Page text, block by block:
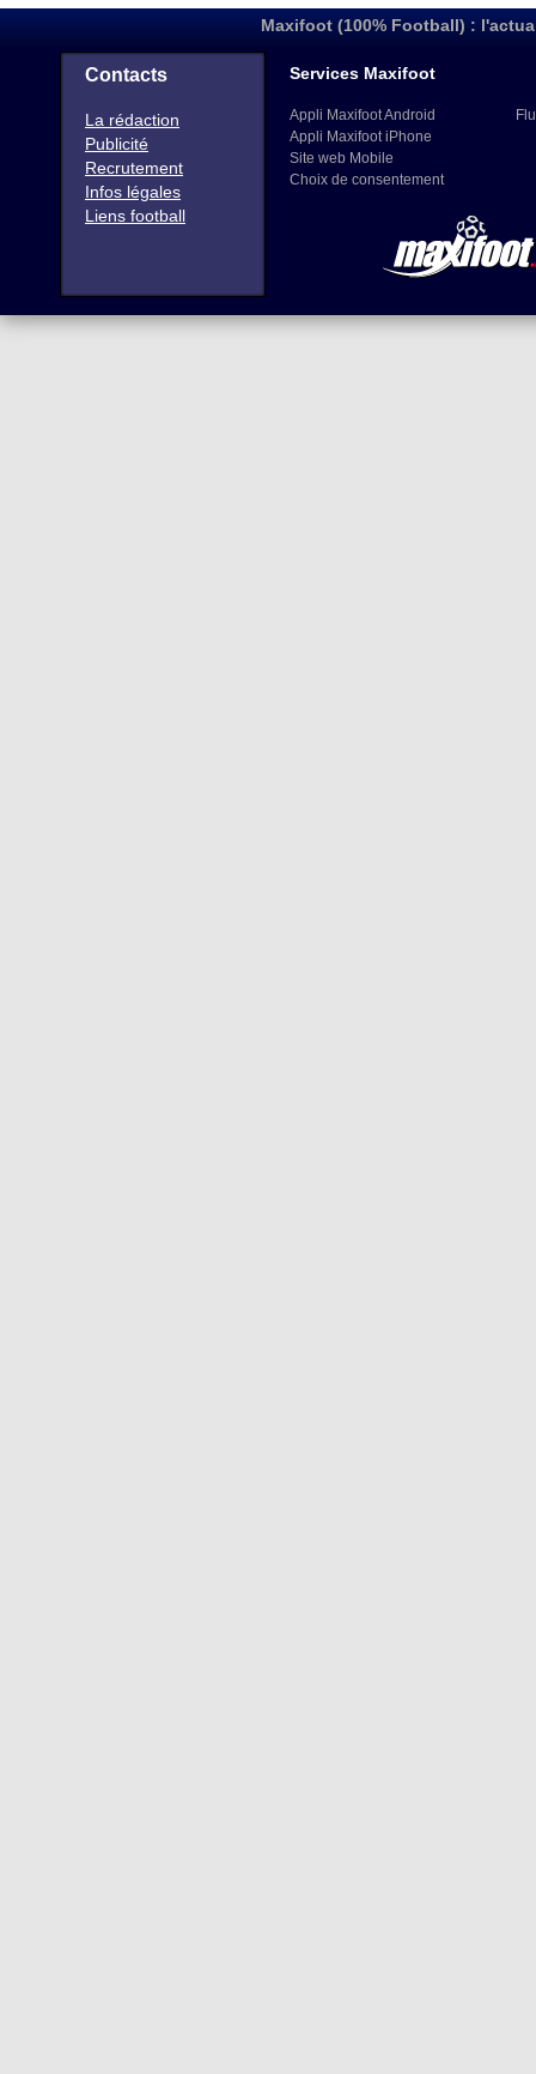
Maxifoot (100% Football) :
Contacts
La rédaction
Publicité
Recrutement
Infos légales
Liens football
Services Maxifoot
Appli Maxifoot Android
Appli Maxifoot iPhone
Site web Mobile
Choix de consentement